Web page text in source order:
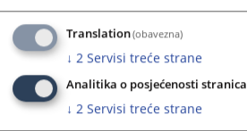
Translation(obavezna)
↓ 2 Servisi treće strane
Analitika o posjećenosti stranica
↓ 2 Servisi treće strane